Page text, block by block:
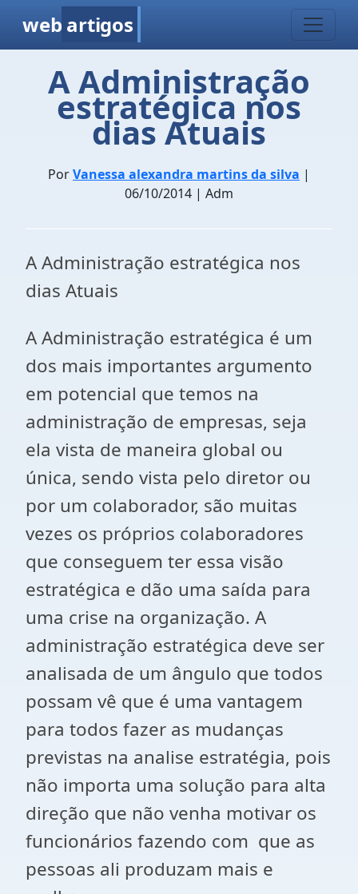
web artigos
A Administração
estratégica nos
dias Atuais
PorVanessa alexandra martins da silva |
06/10/2014 | Adm
A Administração estratégica nos
dias Atuais
A Administração estratégica é um
dos mais importantes argumento
em potencial que temos na
administração de empresas, seja
ela vista de maneira global ou
única, sendo vista pelo diretor ou
por um colaborador, são muitas
vezes os próprios colaboradores
que conseguem ter essa visão
estratégica e dão uma saída para
uma crise na organização. A
administração estratégica deve ser
analisada de um ângulo que todos
possam vê que é uma vantagem
para todos fazer as mudanças
previstas na analise estratégia, pois
não importa uma solução para alta
direção que não venha motivar os
funcionários fazendo com que as
pessoas ali produzam mais e